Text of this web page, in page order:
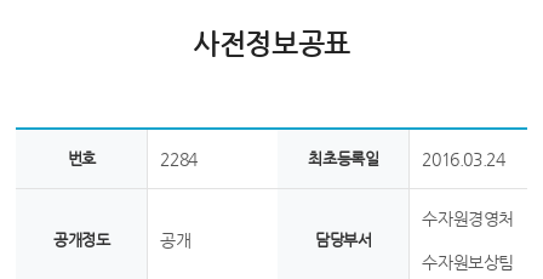
사전정보공표
번호 2284 최초등록일 2016.03.24
공개정도 공개 담당부서
수자원경영처
수자원보상팀